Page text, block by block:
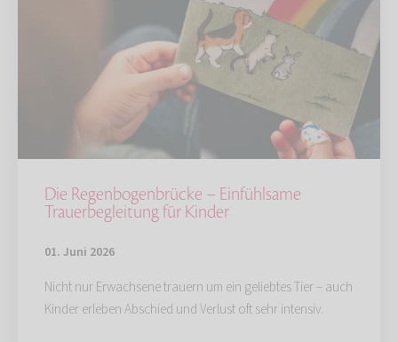
Die Regenbogenbrücke – Einfühlsame
Trauerbegleitung für Kinder
01. Juni 2026
Nicht nur Erwachsene trauern um ein geliebtes Tier – auch
Kinder erleben Abschied und Verlust oft sehr intensiv.